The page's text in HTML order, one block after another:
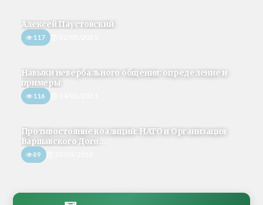
Алексей Паустовский
117
Навыки невербального общения: определение и
примеры
116
Противостояние коалиций: НАТО и Организация
Варшавского Дого...
89